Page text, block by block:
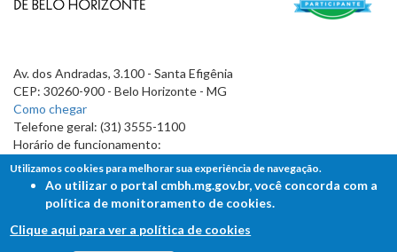
Av. dos Andradas, 3.100 - Santa Efigênia
CEP: 30260-900 - Belo Horizonte - MG
Como chegar
Telefone geral: (31) 3555-1100
Horário de funcionamento:
7h às 19h
Utilizamos cookies para melhorar sua experiência de navegação.
Ao utilizar o portal cmbh.mg.gov.br, você concorda com a
política de monitoramento de cookies.
Clique aqui para ver a política de cookies